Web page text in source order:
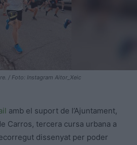
/ Foto: Instagram Aitor_Xeic
amb el suport de l’Ajuntament,
Carros, tercera cursa urbana a
dissenyat per poder